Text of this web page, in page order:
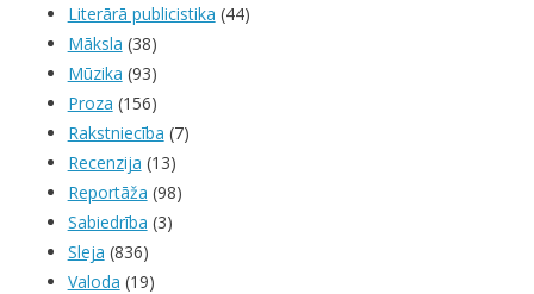
Literārā publicistika (44)
Māksla (38)
Mūzika (93)
Proza (156)
Rakstniecība (7)
Recenzija (13)
Reportāža (98)
Sabiedrība (3)
Sleja (836)
Valoda (19)